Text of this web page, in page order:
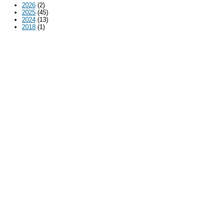
2026 (2)
2025 (45)
2024 (13)
2018 (1)